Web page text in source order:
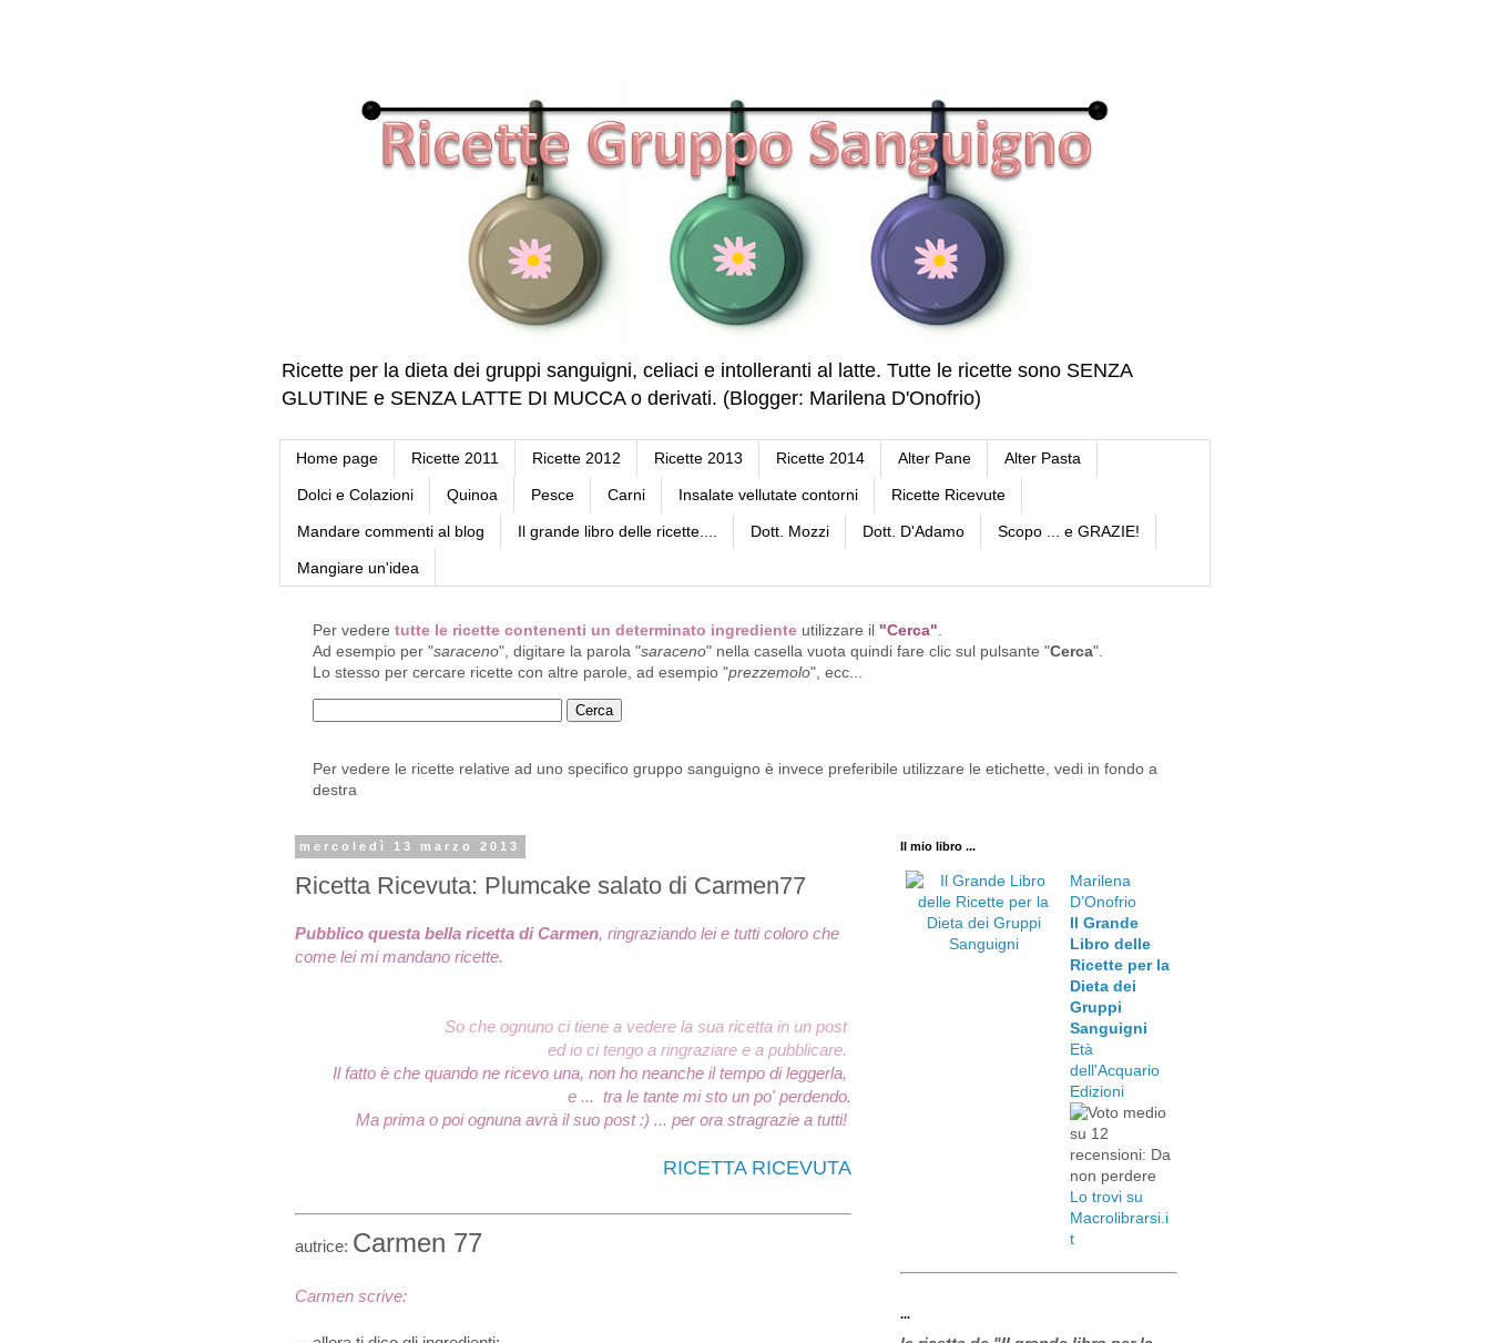
Ricette per la dieta dei gruppi sanguigni, celiaci e intolleranti al latte. Tutte le ricette sono SENZA
GLUTINE e SENZA LATTE DI MUCCA o derivati. (Blogger: Marilena D'Onofrio)
Home page Ricette 2011 Ricette 2012 Ricette 2013 Ricette 2014 Alter Pane Alter Pasta
Dolci e Colazioni Quinoa Pesce Carni Insalate vellutate contorni Ricette Ricevute
Mandare commenti al blog Il grande libro delle ricette.... Dott. Mozzi Dott. D'Adamo Scopo ... e GRAZIE!
Mangiare un'idea
Per vedere tutte le ricette contenenti un determinato ingrediente utilizzare il "Cerca"
Ad esempio per "saraceno", digitare la parola "saraceno" nella casella vuota quindi fare clic sul pulsante "Cerca".
Lo stesso per cercare ricette con altre parole, ad esempio "prezzemolo", ecc...
Per vedere le ricette relative ad uno specifico gruppo sanguigno è invece preferibile utilizzare le etichette, vedi in fondo a
destra
mercoledì 13 marzo 2013
Ricetta Ricevuta: Plumcake salato di Carmen77
Pubblico questa bella ricetta di Carmen, ringraziando lei e tutti coloro che
come lei mi mandano ricette.
So che ognuno ci tiene a vedere la sua ricetta in un post
ed io ci tengo a ringraziare e a pubblicare.
Il fatto è che quando ne ricevo una, non ho neanche il tempo di leggerla,
e ... tra le tante mi sto un po' perdendo.
Ma prima o poi ognuna avrà il suo post :) ... per ora stragrazie a tutti!
RICETTA RICEVUTA
autrice: Carmen 77
Carmen scrive:
Il mio libro ...
Marilena
D’Onofrio
Il Grande
Libro delle
Ricette per la
Dieta dei
Gruppi
Sanguigni
Età
dell'Acquario
Edizioni
Lo trovi su
Macrolibrarsi.i
t
...